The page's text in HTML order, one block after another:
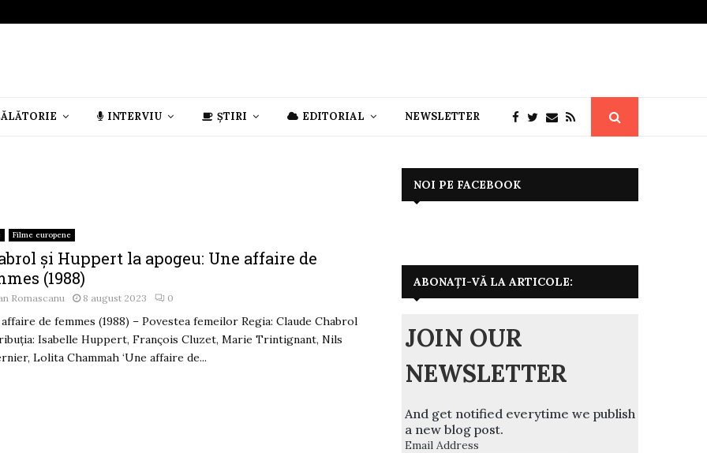
INTERVIU ȘTIRI EDITORIAL NEWSLETTER
Filme europene
și Huppert la apogeu: Une affaire de
(1988)
Romascanu 8 august 2023 0
de femmes (1988) – Povestea femeilor Regia: Claude Chabrol
Isabelle Huppert, François Cluzet, Marie Trintignant, Nils
Lolita Chammah ‘Une affaire de...
NOI PE FACEBOOK
ABONAȚI-VĂ LA ARTICOLE:
JOIN OUR
NEWSLETTER
And get notified everytime we publish
a new blog post.
Email Address